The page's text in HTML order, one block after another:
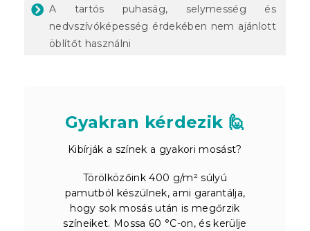
A tartós puhaság, selymesség és
nedvszívóképesség érdekében nem ajánlott
öblítőt használni
Gyakran kérdezik 🙋
Kibírják a színek a gyakori mosást?
Törölközőink 400 g/m² súlyú
pamutból készülnek, ami garantálja,
hogy sok mosás után is megőrzik
színeiket. Mossa 60 °C-on, és kerülje